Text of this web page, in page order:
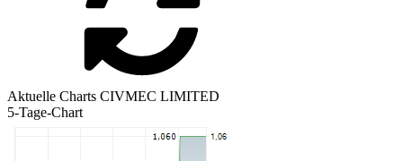
Aktuelle Charts CIVMEC LIMITED
5-Tage-Chart